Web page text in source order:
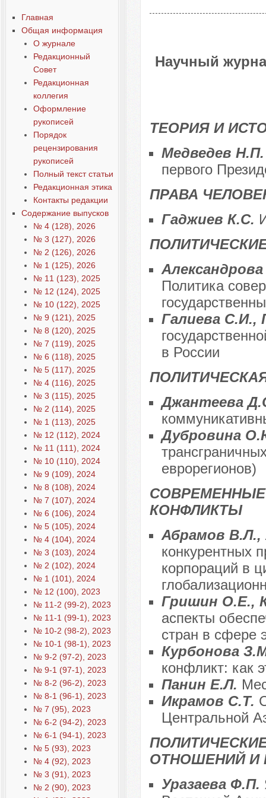
Главная
Общая информация
О журнале
Редакционный
Совет
Редакционная
коллегия
Оформление
рукописей
Порядок
рецензирования
рукописей
Полный текст статьи
Редакционная этика
Контакты редакции
Содержание выпусков
№ 4 (128), 2026
№ 3 (127), 2026
№ 2 (126), 2026
№ 1 (125), 2026
№ 11 (123), 2025
№ 12 (124), 2025
№ 10 (122), 2025
№ 9 (121), 2025
№ 8 (120), 2025
№ 7 (119), 2025
№ 6 (118), 2025
№ 5 (117), 2025
№ 4 (116), 2025
№ 3 (115), 2025
№ 2 (114), 2025
№ 1 (113), 2025
№ 12 (112), 2024
№ 11 (111), 2024
№ 10 (110), 2024
№ 9 (109), 2024
№ 8 (108), 2024
№ 7 (107), 2024
№ 6 (106), 2024
№ 5 (105), 2024
№ 4 (104), 2024
№ 3 (103), 2024
№ 2 (102), 2024
№ 1 (101), 2024
№ 12 (100), 2023
№ 11-2 (99-2), 2023
№ 11-1 (99-1), 2023
№ 10-2 (98-2), 2023
№ 10-1 (98-1), 2023
№ 9-2 (97-2), 2023
№ 9-1 (97-1), 2023
№ 8-2 (96-2), 2023
№ 8-1 (96-1), 2023
№ 7 (95), 2023
№ 6-2 (94-2), 2023
№ 6-1 (94-1), 2023
№ 5 (93), 2023
№ 4 (92), 2023
№ 3 (91), 2023
№ 2 (90), 2023
Научный
ТЕОРИЯ И
Медведев
первого
ПРАВА
Гаджиев К.С.
Политика
Галиева С.И.,
в России
Джантеева
Дубровина
еврорегионов)
КОНФЛИКТЫ
Абрамов
конкурентных
корпораций в
Гришин О.Е.,
аспекты
стран в сфере
Курбонова
конфликт: как
Панин Е.Л.
Икрамов С.Т.
Центральной
ОТНОШЕНИЙ И
Уразаева Ф.П.